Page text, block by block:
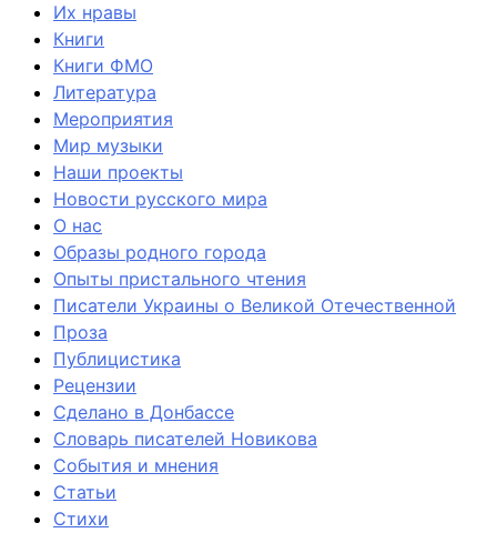
Их нравы
Книги
Книги ФМО
Литература
Мероприятия
Мир музыки
Наши проекты
Новости русского мира
О нас
Образы родного города
Опыты пристального чтения
Писатели Украины о Великой Отечественной
Проза
Публицистика
Рецензии
Сделано в Донбассе
Словарь писателей Новикова
События и мнения
Статьи
Стихи